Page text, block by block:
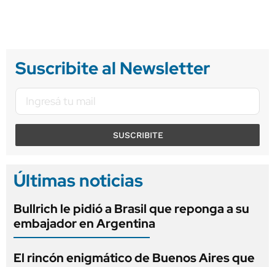
Suscribite al Newsletter
SUSCRIBITE
Últimas noticias
Bullrich le pidió a Brasil que reponga a su
embajador en Argentina
El rincón enigmático de Buenos Aires que